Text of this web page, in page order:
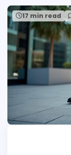
17 min read